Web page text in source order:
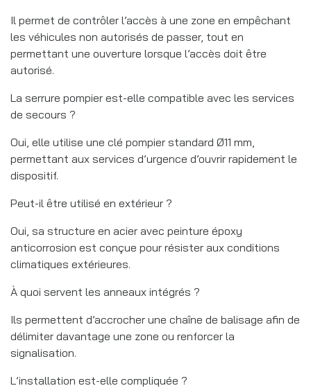
Il permet de contrôler l’accès à une zone en empêchant
les véhicules non autorisés de passer, tout en
permettant une ouverture lorsque l’accès doit être
autorisé.
La serrure pompier est-elle compatible avec les services
de secours ?
Oui, elle utilise une clé pompier standard Ø11 mm,
permettant aux services d’urgence d’ouvrir rapidement le
dispositif.
Peut-il être utilisé en extérieur ?
Oui, sa structure en acier avec peinture époxy
anticorrosion est conçue pour résister aux conditions
climatiques extérieures.
À quoi servent les anneaux intégrés ?
Ils permettent d’accrocher une chaîne de balisage afin de
délimiter davantage une zone ou renforcer la
signalisation.
L’installation est-elle compliquée ?